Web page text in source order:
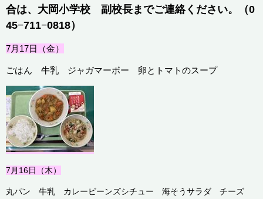
合は、大岡小学校 副校長までご連絡ください。（0
45−711−0818）
7月17日（金）
ごはん 牛乳 ジャガマーボー 卵とトマトのスープ
7月16日（木）
丸パン 牛乳 カレービーンズシチュー 海そうサラダ チーズ